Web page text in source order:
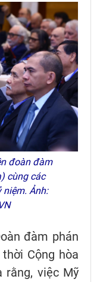
đoàn đàm
cùng các
niệm. Ảnh:
đàm phán
Cộng hòa
rằng, việc Mỹ